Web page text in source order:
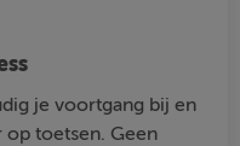
je voortgang bij en
toetsen. Geen